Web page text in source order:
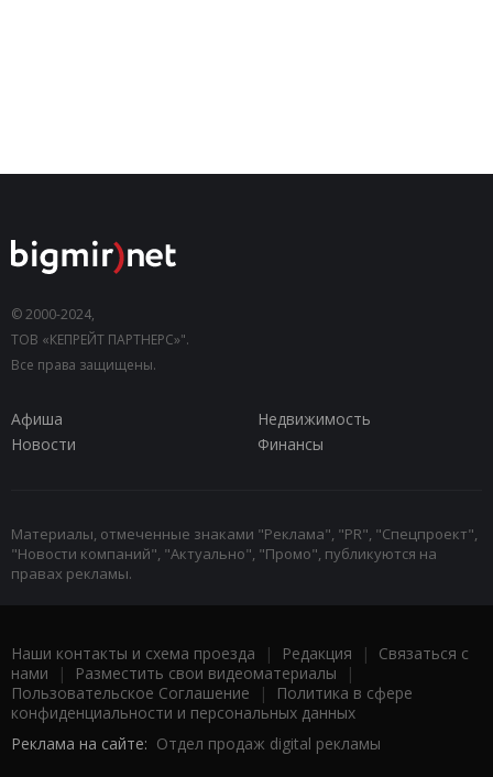
© 2000-2024,
ТОВ «КЕПРЕЙТ ПАРТНЕРС»".
Все права защищены.
Афиша
Недвижимость
Новости
Финансы
Материалы, отмеченные знаками "Реклама", "PR", "Спецпроект",
"Новости компаний", "Актуально", "Промо", публикуются на
правах рекламы.
Наши контакты и схема проезда | Редакция | Связаться с
нами | Разместить свои видеоматериалы |
Пользовательское Соглашение |
Политика в сфере
конфиденциальности и персональных данных
Реклама на сайте: Отдел продаж digital рекламы